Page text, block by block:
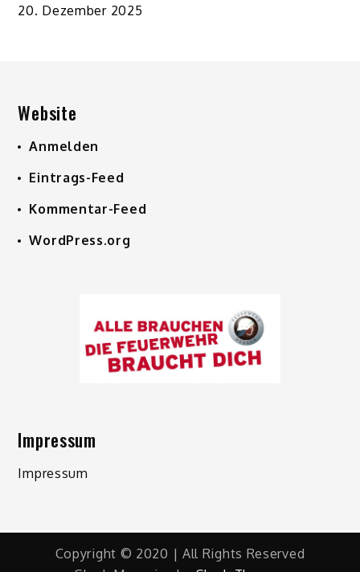
20. Dezember 2025
Website
Anmelden
Eintrags-Feed
Kommentar-Feed
WordPress.org
Impressum
Impressum
Copyright © 2020 | All Rights Reserved